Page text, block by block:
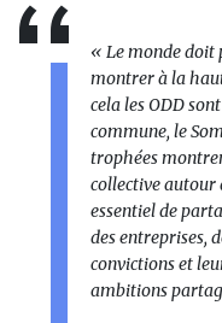
« Le monde doit
montrer à la
cela les ODD
commune, le
trophées
collective autour
essentiel de
des entreprises,
convictions et
ambitions